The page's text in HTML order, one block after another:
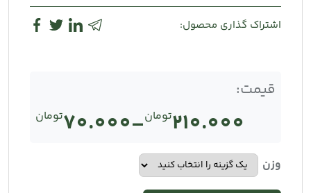
اشتراک گذاری محصول:
قیمت:
تومان210.000
– تومان70.000
وزن